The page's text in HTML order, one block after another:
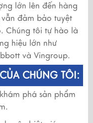
lớn lên đến hàng
đảm bảo tuyệt
Chúng tôi tự hào là
hiệu lớn như
và Vingroup.
CHÚNG TÔI:
phá sản phẩm